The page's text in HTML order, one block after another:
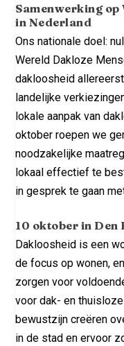
Samenwerking op
in Nederland
Ons nationale doel:
Wereld Dakloze
dakloosheid
landelijke
lokale aanpak van
oktober roepen we
noodzakelijke
lokaal effectief te
in gesprek te gaan
10 oktober in Den
Dakloosheid is een
de focus op wonen,
zorgen voor
voor dak- en
bewustzijn creëren
in de stad en ervoor